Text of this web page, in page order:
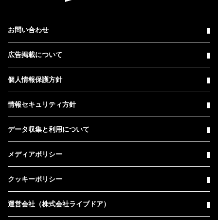
お問い合わせ
広告掲載について
個人情報保護方針
情報セキュリティ方針
データ収集と利用について
メディアポリシー
クッキーポリシー
運営会社（株式会社ライブドア）